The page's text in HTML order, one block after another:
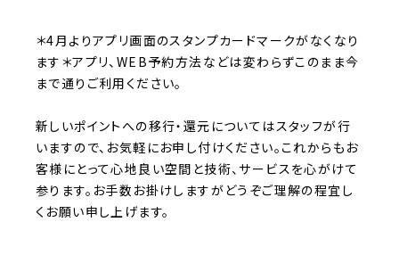
＊4月よりアプリ画面のスタンプカードマークがなくなり
ます ＊アプリ、 WEB予約方法などは変わらずこのまま今
まで通りご利用ください。
新しいポイントへの移行・還元についてはスタッフが行
いますので、お気軽にお申し付けください。これからもお
客様にとって心地良い空間と技術、サービスを心がけて
参ります。お手数お掛けしますがどうぞご理解の程宜し
くお願い申し上げます。